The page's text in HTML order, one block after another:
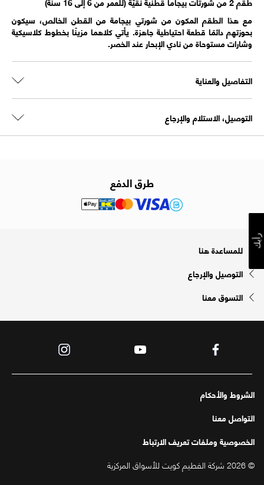
مع هذا الطقم المكون من شورتي بيجامة من القطن الخالص، سيكون
بحوزتهم دائمًا قطعة احتياطية جاهزة. يأتي كلاهما مزينًا بخطوط كلاسيكية
وشارات مستوحاة من نادي الإبحار عند الخصر.
التفاصيل والعناية
التوصيل، الاستلام والإرجاع
طرق الدفع
للمساعدة هنا
التوصيل والإرجاع
التسوق معنا
الشروط والأحكام
التواصل معنا
الخصوصية وملفات تعريف الارتباط
© 2026 شركة الفطيم كويت للأسواق المركزية
رأيك